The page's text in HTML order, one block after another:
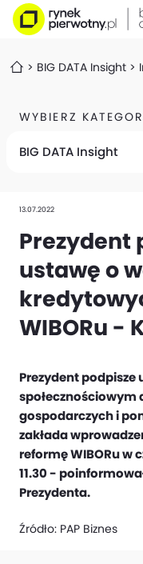
BIG DATA Insight
WYBIERZ
BIG DATA Insight
13.07.2022
Prezydent
ustawę o
WIBORu -
Prezydent
społecznościowym
gospodarczych i
zakłada
reformę WIBORu w
11.30 -
Prezydenta.
Źródło: PAP Biznes